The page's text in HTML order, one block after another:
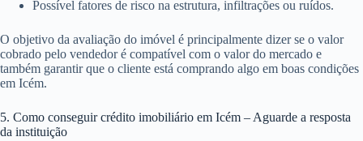
Possível fatores de risco na estrutura, infiltrações ou ruídos.
O objetivo da avaliação do imóvel é principalmente dizer se o valor
cobrado pelo vendedor é compatível com o valor do mercado e
também garantir que o cliente está comprando algo em boas condições
em Icém.
5. Como conseguir crédito imobiliário em Icém – Aguarde a resposta
da instituição